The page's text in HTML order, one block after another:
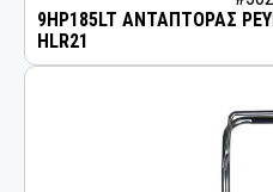
9HP185LT ΑΝΤΑΠΤΟΡΑΣ
HLR21